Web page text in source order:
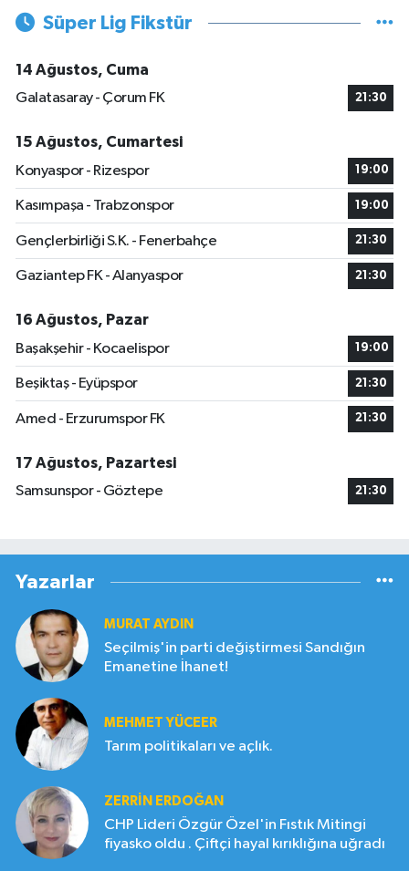
Süper Lig Fikstür
14 Ağustos, Cuma
Galatasaray - Çorum FK
21:30
15 Ağustos, Cumartesi
Konyaspor - Rizespor
19:00
Kasımpaşa - Trabzonspor 19:00
Gençlerbirliği S.K. - Fenerbahçe 21:30
Gaziantep FK - Alanyaspor 21:30
16 Ağustos, Pazar
Başakşehir - Kocaelispor
19:00
Beşiktaş - Eyüpspor 21:30
Amed - Erzurumspor FK 21:30
17 Ağustos, Pazartesi
Samsunspor - Göztepe
21:30
Yazarlar
MURAT AYDIN
Seçilmiş'in parti değiştirmesi Sandığın
Emanetine İhanet!
MEHMET YÜCEER
Tarım politikaları ve açlık.
ZERRIN ERDOĞAN
CHP Lideri Özgür Özel'in Fıstık Mitingi
fiyasko oldu . Çiftçi hayal kırıklığına uğradı